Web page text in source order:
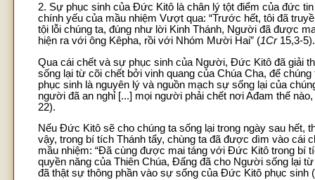
2. Sự phục sinh của Đức Kitô là chân lý tột điểm của đức
chính yếu của mầu nhiệm Vượt qua: “Trước hết, tôi đã
tội lỗi chúng ta, đúng như lời Kinh Thánh, Người đã được
hiện ra với ông Kêpha, rồi với Nhóm Mười Hai” (1Cr15,3-5).
Qua cái chết và sự phục sinh của Người, Đức Kitô đã giải
sống lại từ cõi chết bởi vinh quang của Chúa Cha, để
phục sinh là nguyên lý và nguồn mạch sự sống lại của
người đã an nghỉ [...] mọi người phải chết nơi Ađam thế
22).
Nếu Đức Kitô sẽ cho chúng ta sống lại trong ngày sau hết,
vậy, trong bí tích Thánh tẩy, chùng ta đã được dìm vào
mầu nhiệm: “Đã cùng được mai táng với Đức Kitô trong bí
quyền năng của Thiên Chúa, Đấng đã cho Người sống lại từ
đã thật sự thông phần vào sự sống của Đức Kitô phục sinh